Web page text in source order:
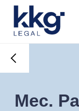
Mec.